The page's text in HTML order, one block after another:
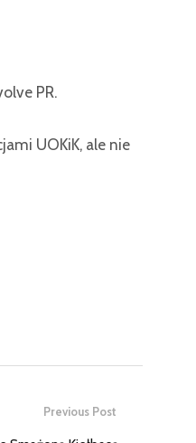
PR.
UOKiK, ale nie
Previous Post